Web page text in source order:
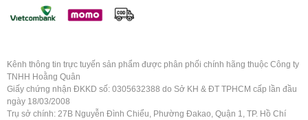
Kênh thông tin trực tuyến sản phẩm được phân phối chính hãng thuộc Công ty
TNHH Hoằng Quân
Giấy chứng nhận ĐKKD số: 0305632388 do Sở KH & ĐT TPHCM cấp lần đầu
ngày 18/03/2008
Trụ sở chính: 27B Nguyễn Đình Chiểu, Phường Đakao, Quận 1, TP. Hồ Chí